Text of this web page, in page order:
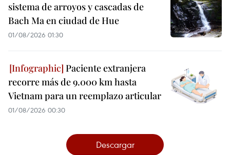
sistema de arroyos y cascadas de
Bach Ma en ciudad de Hue
01/08/2026 01:30
Paciente extranjera
recorre más de 9.000 km hasta
Vietnam para un reemplazo articular
01/08/2026 00:30
Descargar